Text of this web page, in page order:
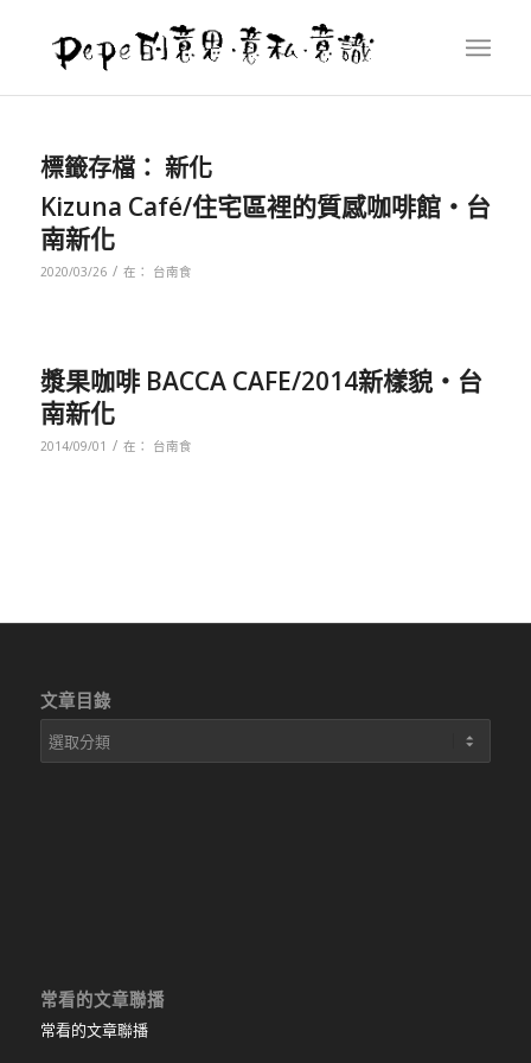
標籤存檔： 新化
Kizuna Café/住宅區裡的質感咖啡館‧台
南新化
2020/03/26 / 在： 台南食
漿果咖啡 BACCA CAFE/2014新樣貌‧台
南新化
2014/09/01 / 在： 台南食
文章目錄
文
章
常看的文章聯播
常看的文章聯播